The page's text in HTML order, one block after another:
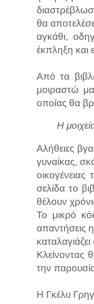
θα
αγκάθι,
έκπληξη και
Από τα
μοιραστώ
οποίας θα
Η
Αλήθειες
γυναίκας,
σελίδα το
θέλουν
Το μικρό
απαντήσεις
Κλείνοντας
την
H Γκέλυ